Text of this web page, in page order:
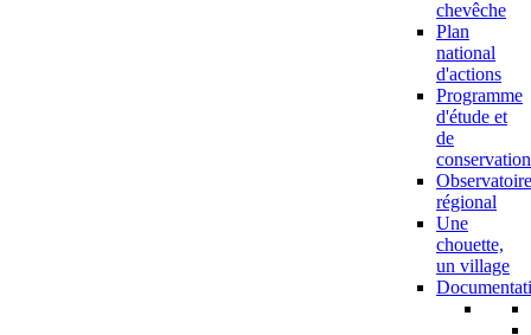
chevêche
Plan
national
d'actions
Programme
d'étude et
de
conservation
Observatoire
régional
Une
chouette,
un village